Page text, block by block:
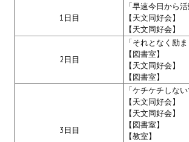
ストラテジーが必要なVN一覧 (List of
HD REMASTERS (FAN EDITION) (HDリマスター（ファン・エデ
Doom 3 Remaster Fan Edition
X2 - The Threat Remaster Fan Edition
Quake III Arena Remaster Fan Edition
Star Trek Voyager Elite Force Remaster Fan
1日目
「早速今日から
【天文同好会】
【天文同好会】
2日目
「それとなく励
【図書室】
【天文同好会】
【図書室】
3日目
「ケチケチしな
【天文同好会】
【天文同好会】
【図書室】
【教室】